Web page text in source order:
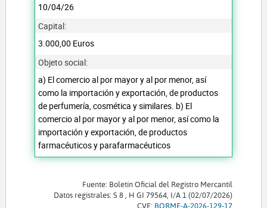
10/04/26
Capital:
3.000,00 Euros
Objeto social:
a) El comercio al por mayor y al por menor, así
como la importación y exportación, de productos
de perfumería, cosmética y similares. b) El
comercio al por mayor y al por menor, así como la
importación y exportación, de productos
farmacéuticos y parafarmacéuticos
Fuente: Boletín Oficial del Registro Mercantil
Datos registrales: S 8 , H GI 79564, I/A 1 (02/07/2026)
CVE: BORME-A-2026-129-17